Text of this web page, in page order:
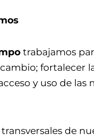
trabajamos
fortalecer
y uso de
transversales de